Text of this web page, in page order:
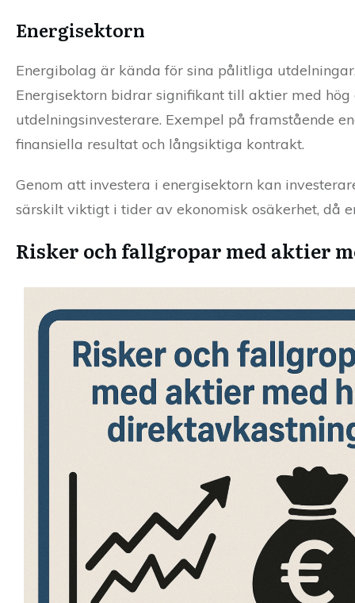
Energisektorn
Energibolag är kända för sina pålitliga
Energisektorn bidrar signifikant till aktier med
utdelningsinvesterare. Exempel på framstående
finansiella resultat och långsiktiga kontrakt.
Genom att investera i energisektorn kan
särskilt viktigt i tider av ekonomisk osäkerhet, då
Risker och fallgropar med aktier